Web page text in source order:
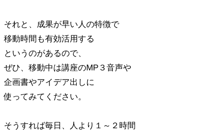
それと、成果が早い人の特徴で
移動時間も有効活用する
というのがあるので、
ぜひ、移動中は講座のMP３音声や
企画書やアイデア出しに
使ってみてください。
そうすれば毎日、人より１～２時間